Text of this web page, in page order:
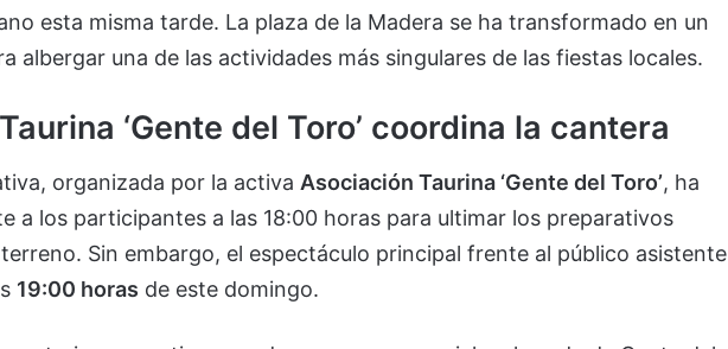
esta misma tarde. La plaza de la Madera se ha transformado en un
albergar una de las actividades más singulares de las fiestas locales.
‘Gente del Toro’ coordina la cantera
organizada por la activa Asociación Taurina ‘Gente del Toro’, ha
a los participantes a las 18:00 horas para ultimar los preparativos
Sin embargo, el espectáculo principal frente al público asistente
19:00 horas de este domingo.